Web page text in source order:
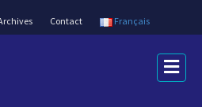
Contact Français